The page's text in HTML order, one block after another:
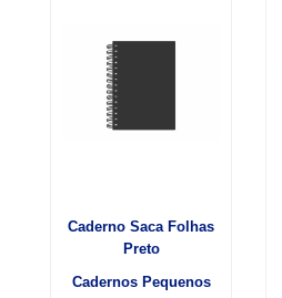
Caderno Saca Folhas
Preto
Cadernos Pequenos